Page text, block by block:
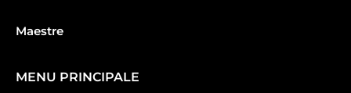
Maestre
MENU PRINCIPALE